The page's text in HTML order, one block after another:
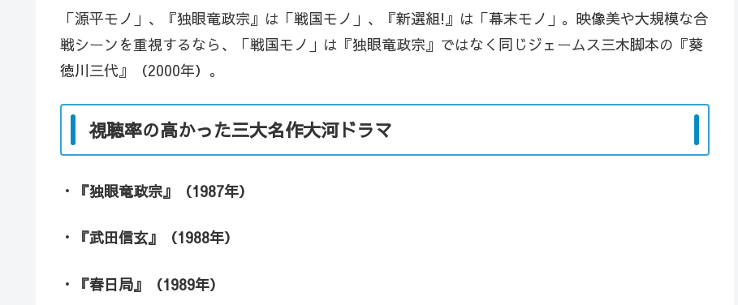
「源平モノ」、『独眼竜政宗』は「戦国モノ」、『新選組!』は「幕末モノ」。映像美や大規模な合
戦シーンを重視するなら、「戦国モノ」は『独眼竜政宗』ではなく同じジェームス三木脚本の『葵
徳川三代』（2000年）。
視聴率の高かった三大名作大河ドラマ
・『独眼竜政宗』（1987年）
・『武田信玄』（1988年）
・『春日局』（1989年）